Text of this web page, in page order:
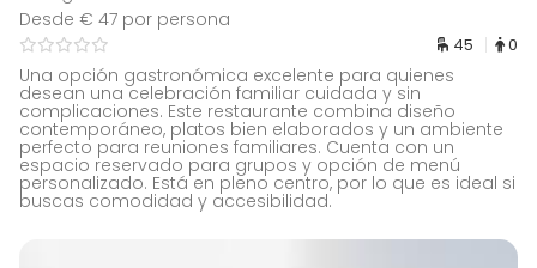
Desde € 47 por persona
45 0
Una opción gastronómica excelente para quienes
desean una celebración familiar cuidada y sin
complicaciones. Este restaurante combina diseño
contemporáneo, platos bien elaborados y un ambiente
perfecto para reuniones familiares. Cuenta con un
espacio reservado para grupos y opción de menú
personalizado. Está en pleno centro, por lo que es ideal si
buscas comodidad y accesibilidad.